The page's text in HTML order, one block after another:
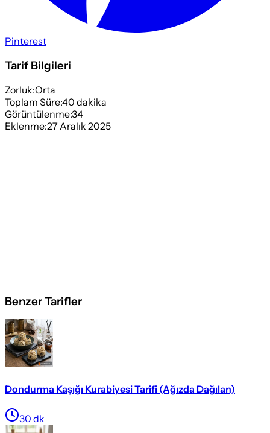
Pinterest
Tarif Bilgileri
Zorluk:Orta
Toplam Süre:40 dakika
Görüntülenme:34
Eklenme:27 Aralık 2025
Benzer Tarifler
Dondurma Kaşığı Kurabiyesi Tarifi (Ağızda Dağılan)
30 dk